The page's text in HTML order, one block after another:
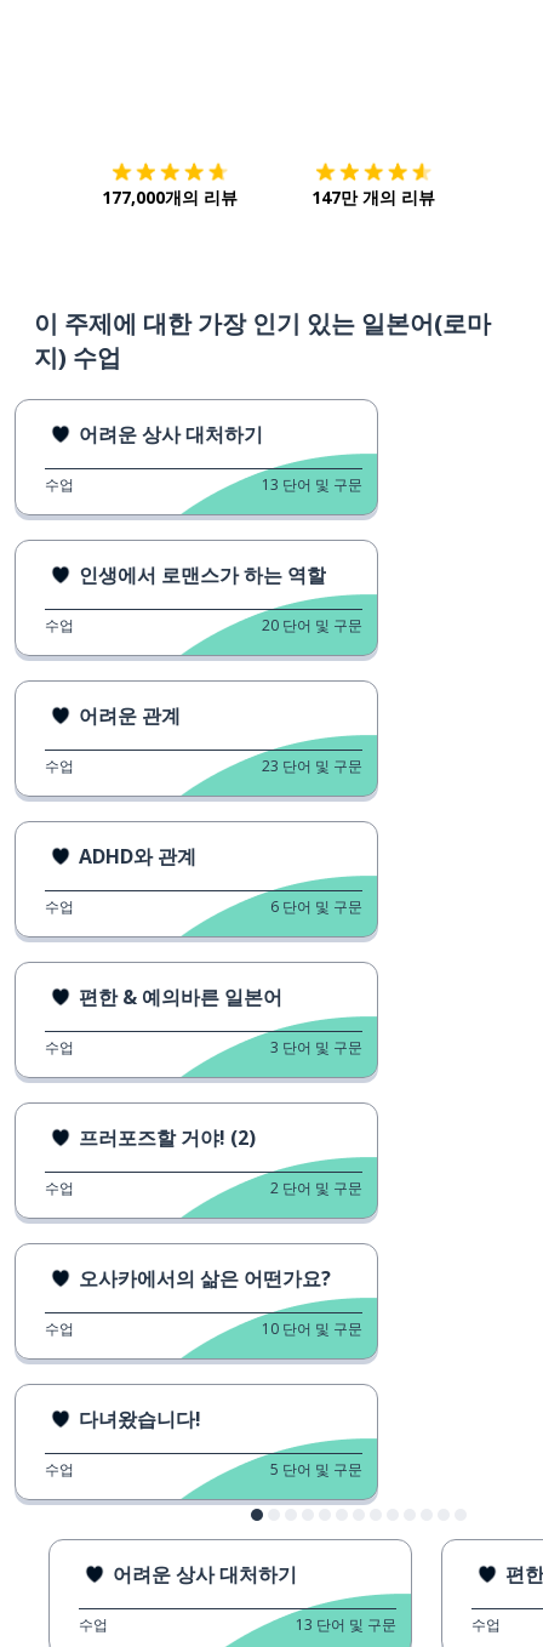
177,000개의 리뷰 147만 개의 리뷰
이 주제에 대한 가장 인기 있는 일본어(로마
지) 수업
어려운 상사 대처하기
수업 13 단어 및 구문
인생에서 로맨스가 하는 역할
수업 20 단어 및 구문
어려운 관계
수업 23 단어 및 구문
ADHD와 관계
수업 6 단어 및 구문
편한 & 예의바른 일본어
수업 3 단어 및 구문
프러포즈할 거야! (2)
수업 2 단어 및 구문
오사카에서의 삶은 어떤가요?
수업 10 단어 및 구문
다녀왔습니다!
수업 5 단어 및 구문
어려운 상사 대처하기
수업 13 단어 및 구문
편
수업